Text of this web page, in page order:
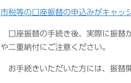
市税等の口座振替の申込みがキャッ
口座振替の手続き後、実際に振替
や二重納付にご注意ください。
お手続きいただいた方には、振替